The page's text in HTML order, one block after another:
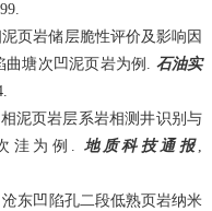
页岩储层脆性评价及影响因
塘次凹泥页岩为例 . 石油实
泥页岩层系岩相测井识别与
洼为例 . 地质科技通报,
沧东凹陷孔二段低熟页岩纳米